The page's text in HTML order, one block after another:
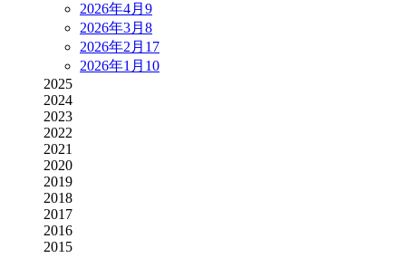
2026年4月 9
2026年3月 8
2026年2月 17
2026年1月 10
2025
2024
2023
2022
2021
2020
2019
2018
2017
2016
2015